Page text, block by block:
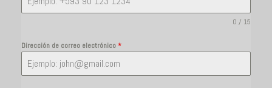
0 / 15
Dirección de correo electrónico*